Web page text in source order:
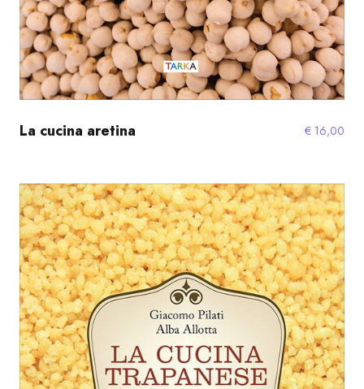
La cucina aretina € 16,00